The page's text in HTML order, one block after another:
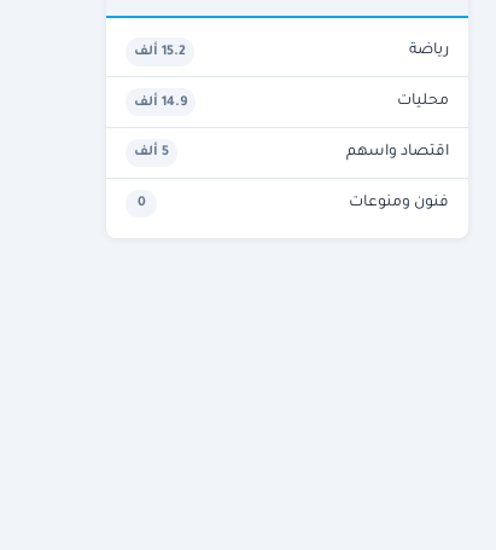
رياضة 15.2 ألف
محليات 14.9 ألف
اقتصاد واسهم 5 ألف
فنون ومنوعات 0